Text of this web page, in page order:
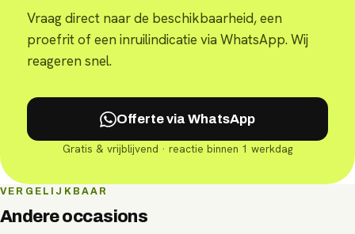
Vraag direct naar de beschikbaarheid, een
proefrit of een inruilindicatie via WhatsApp. Wij
reageren snel.
Offerte via WhatsApp
Gratis & vrijblijvend · reactie binnen 1 werkdag
VERGELIJKBAAR
Andere occasions